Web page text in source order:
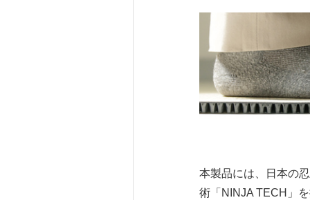
本製品には、日本の
術「NINJA TECH」